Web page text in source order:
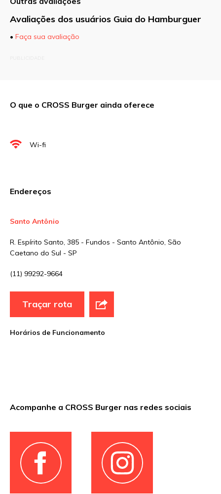
Avaliações dos usuários Guia do Hamburguer
• Faça sua avaliação
Nome
Sua avaliação
O que o CROSS Burger ainda oferece
Wi-fi
Endereços
Santo Antônio
R. Espírito Santo, 385 - Fundos - Santo Antônio, São
Caetano do Sul - SP
(11) 99292-9664
Traçar rota
Horários de Funcionamento
Acompanhe a CROSS Burger nas redes sociais